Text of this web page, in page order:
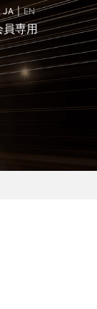
JA EN
員専用